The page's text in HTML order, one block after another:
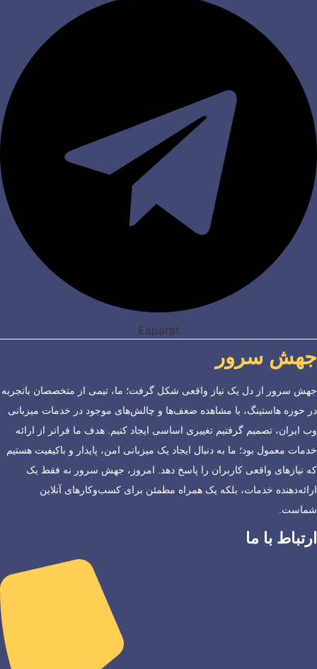
Eaparat
جهش سرور
جهش سرور از دل یک نیاز واقعی شکل گرفت؛ ما، تیمی از متخصصان باتجربه
در حوزه هاستینگ، با مشاهده ضعف‌ها و چالش‌های موجود در خدمات میزبانی
وب ایران، تصمیم گرفتیم تغییری اساسی ایجاد کنیم. هدف ما فراتر از ارائه
خدمات معمول بود؛ ما به دنبال ایجاد یک میزبانی امن، پایدار و باکیفیت هستیم
که نیازهای واقعی کاربران را پاسخ دهد. امروز، جهش سرور نه فقط یک
ارائه‌دهنده خدمات، بلکه یک همراه مطمئن برای کسب‌وکارهای آنلاین
شماست.
ارتباط با ما